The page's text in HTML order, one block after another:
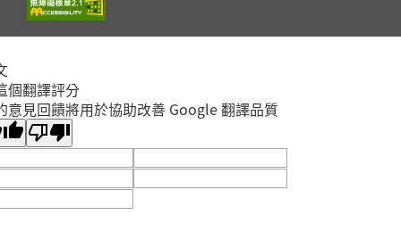
個翻譯評分
意見回饋將用於協助改善 Google 翻譯品質